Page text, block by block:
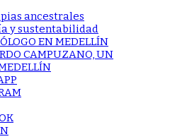
ancestrales
y sustentabilidad
EN MEDELLÍN
CAMPUZANO, UN